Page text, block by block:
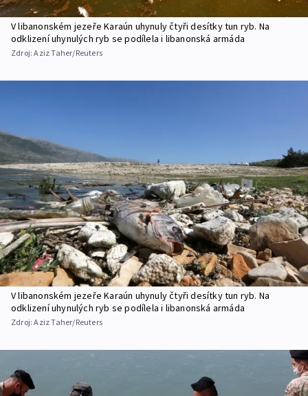
V libanonském jezeře Karaún uhynuly čtyři desítky tun ryb. Na
odklizení uhynulých ryb se podílela i libanonská armáda
Zdroj:Aziz Taher/Reuters
V libanonském jezeře Karaún uhynuly čtyři desítky tun ryb. Na
odklizení uhynulých ryb se podílela i libanonská armáda
Zdroj:Aziz Taher/Reuters